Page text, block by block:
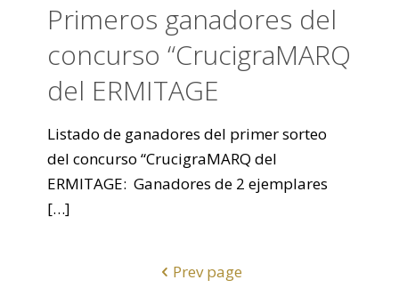
Primeros ganadores del
concurso “CrucigraMARQ
del ERMITAGE
Listado de ganadores del primer sorteo
del concurso “CrucigraMARQ del
ERMITAGE: Ganadores de 2 ejemplares
[…]
Prev page